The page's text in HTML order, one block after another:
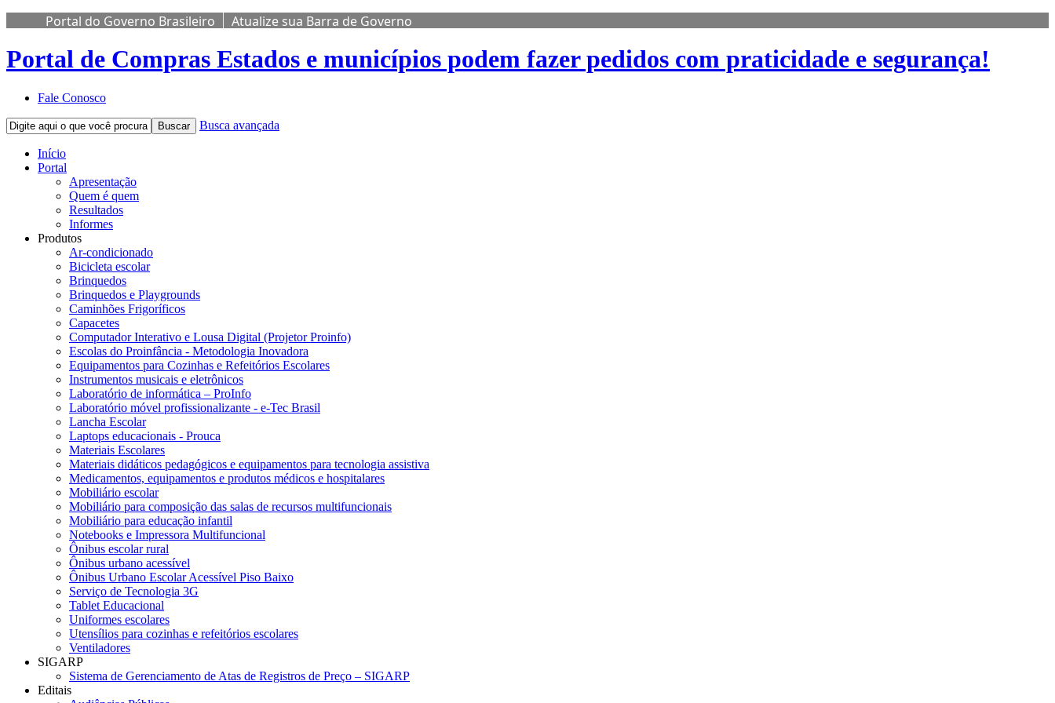
Portal do Governo Brasileiro Atualize sua Barra de Governo
Portal de Compras Estados e municípios podem fazer pedidos com praticidade e segurança!
Fale Conosco
Buscar Busca avançada
Início
Portal
Apresentação
Quem é quem
Resultados
Informes
Produtos
Ar-condicionado
Bicicleta escolar
Brinquedos
Brinquedos e Playgrounds
Caminhões Frigoríficos
Capacetes
Computador Interativo e Lousa Digital (Projetor Proinfo)
Escolas do Proinfância - Metodologia Inovadora
Equipamentos para Cozinhas e Refeitórios Escolares
Instrumentos musicais e eletrônicos
Laboratório de informática – ProInfo
Laboratório móvel profissionalizante - e-Tec Brasil
Lancha Escolar
Laptops educacionais - Prouca
Materiais Escolares
Materiais didáticos pedagógicos e equipamentos para tecnologia assistiva
Medicamentos, equipamentos e produtos médicos e hospitalares
Mobiliário escolar
Mobiliário para composição das salas de recursos multifuncionais
Mobiliário para educação infantil
Notebooks e Impressora Multifuncional
Ônibus escolar rural
Ônibus urbano acessível
Ônibus Urbano Escolar Acessível Piso Baixo
Serviço de Tecnologia 3G
Tablet Educacional
Uniformes escolares
Utensílios para cozinhas e refeitórios escolares
Ventiladores
SIGARP
Sistema de Gerenciamento de Atas de Registros de Preço – SIGARP
Editais